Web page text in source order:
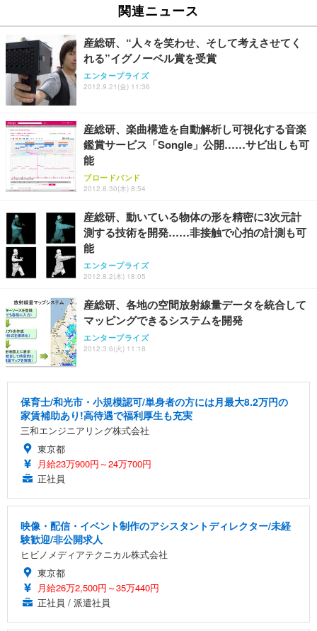
関連ニュース
産総研、“人々を笑わせ、そして考えさせてく
れる”イグノーベル賞を受賞
エンタープライズ
2012.9.21(金) 11:36
産総研、楽曲構造を自動解析し可視化する音楽
鑑賞サービス「Songle」公開……サビ出しも可
能
ブロードバンド
2012.8.30(木) 8:54
産総研、動いている物体の形を精密に3次元計
測する技術を開発……非接触で心拍の計測も可
能
エンタープライズ
2012.8.2(木) 18:05
産総研、各地の空間放射線量データを統合して
マッピングできるシステムを開発
エンタープライズ
2012.3.6(火) 11:18
保育士/和光市・小規模認可/単身者の方には月最大8.2万円の
家賃補助あり!高待遇で福利厚生も充実
三和エンジニアリング株式会社
東京都
月給23万900円～24万700円
正社員
映像・配信・イベント制作のアシスタントディレクター/未経
験歓迎/非公開求人
ヒビノメディアテクニカル株式会社
東京都
月給26万2,500円～35万440円
正社員 / 派遣社員